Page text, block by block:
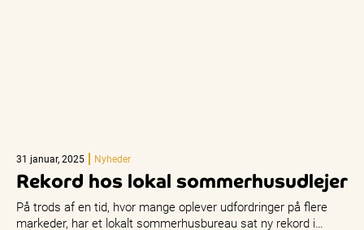
31 januar, 2025 Nyheder
Rekord hos lokal sommerhusudlejer
På trods af en tid, hvor mange oplever udfordringer på flere
markeder, har et lokalt sommerhusbureau sat ny rekord i…